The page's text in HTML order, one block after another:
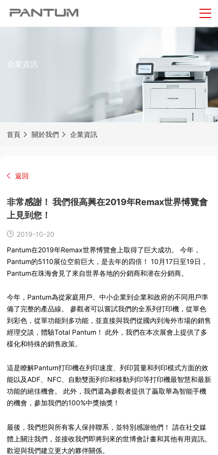
企業資訊
首頁 關於我們 企業資訊
返回
非常感謝！ 我們很高興在2019年Remax世界愽覽會
上見到您！
2019-10-20
Pantum在2019年Remax世界愽覽會上取得了巨大成功。 今年，
Pantum的5110展位空前巨大，是去年的四倍！ 10月17日至19日，
Pantum在珠海會見了來自世界各地的分銷商和潜在分銷商。
今年，Pantum為從家庭用戶、中小企業到企業和政府的不同用戶準
備了完整的產品線。 參觀者可以嘗試我們的全系列打印機，從單色
到彩色，從單功能到多功能，並直接與我們從國內到海外市場的銷售
經理交談，體驗Total Pantum！ 此外，我們在本次展會上提供了多
樣化和特殊的銷售政策。
這是瞭解Pantum打印機在列印速度、列印質量和列印模式方面的效
能以及ADF、NFC、自動雙面列印和移動列印等打印機最智慧和最新
功能的絕佳機會。 此外，我們還為參觀者提供了贏取華為智能手機
的機會，參加我們的100%中獎抽獎！
最後，我們想與所有客人保持聯系，並特別感謝他們！ 請在社交媒
體上關注我們，並接收我們即將到來的世博會計畫和其他有用資訊。
歡迎與我們建立更大的夥伴關係。